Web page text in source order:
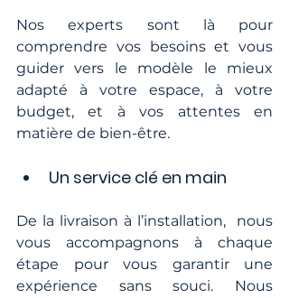
Nos experts sont là pour
comprendre vos besoins et vous
guider vers le modèle le mieux
adapté à votre espace, à votre
budget, et à vos attentes en
matière de bien-être.
Un service clé en main
De la livraison à l’installation,  nous
vous accompagnons à chaque
étape pour vous garantir une
expérience sans souci. Nous